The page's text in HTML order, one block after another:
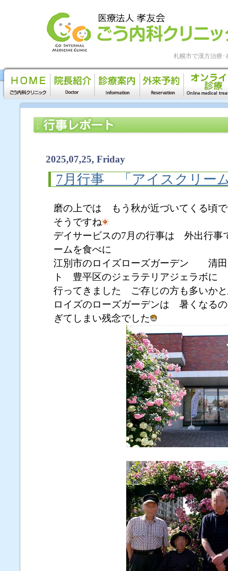
札幌市で漢方治療･
2025,07,25, Friday
7月行事 「アイスクリー
磨の上では もう秋が近づいてくる頃
そうですね
デイサービスの7月の行事は 外出行
ームを食べに
江別市のロイズローズガーデン 清田
ト 豊平区のジェラテリアジェラボに
行ってきました ご存じの方も多いか
ロイズのローズガーデンは 暑くなる
ぎてしまい残念でした